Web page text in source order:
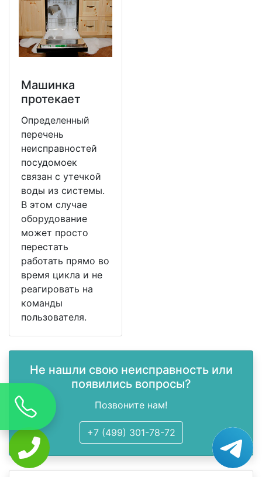
Машинка
протекает
Определенный
перечень
неисправностей
посудомоек
связан с утечкой
воды из системы.
В этом случае
оборудование
может просто
перестать
работать прямо во
время цикла и не
реагировать на
команды
пользователя.
Не нашли свою неисправность или
появились вопросы?
Позвоните нам!
+7 (499) 301-78-72